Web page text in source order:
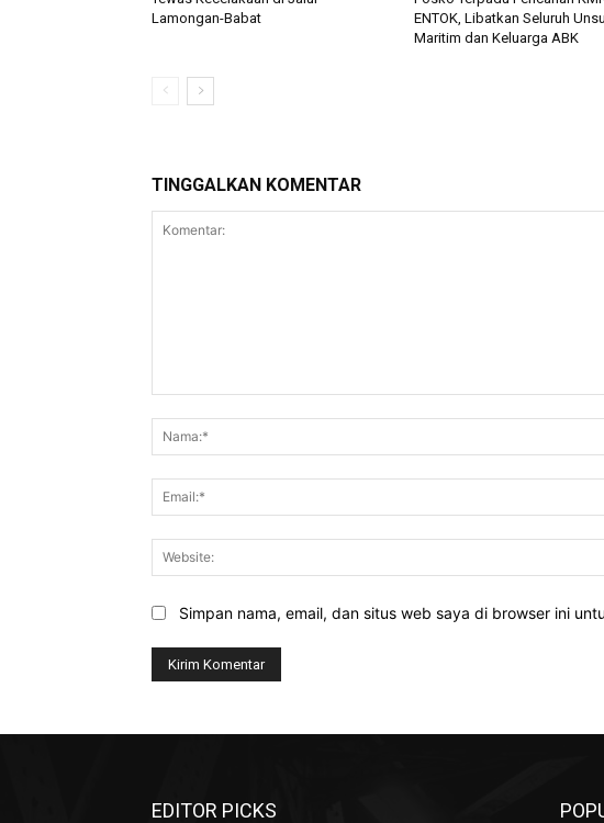
Lamongan-Babat
ENTOK, Libatkan Seluruh
Maritim dan Keluarga ABK
TINGGALKAN KOMENTAR
Simpan nama, email, dan situs web saya di browser ini
EDITOR PICKS